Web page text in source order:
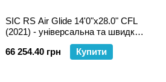
SIC RS Air Glide 14'0"x28.0" CFL
(2021) - універсальна та швидка
надувна SUP дошка для гонок,
туризму та фітнесу
66 254.40 грн Купити